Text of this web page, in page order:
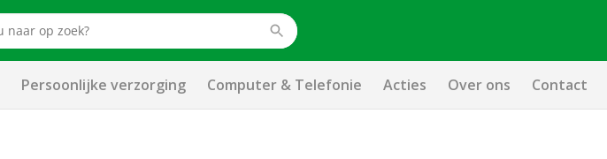
Persoonlijke verzorging Computer & Telefonie Acties Over ons Contact